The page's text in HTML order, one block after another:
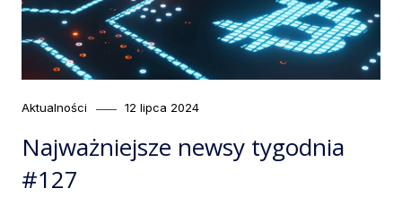
Category
Aktualności
Posted
12 lipca 2024
Najważniejsze newsy tygodnia
#127